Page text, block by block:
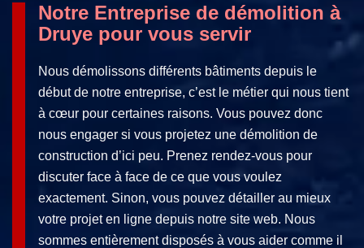
Notre Entreprise de démolition à
Druye pour vous servir
Nous démolissons différents bâtiments depuis le
début de notre entreprise, c’est le métier qui nous tient
à cœur pour certaines raisons. Vous pouvez donc
nous engager si vous projetez une démolition de
construction d’ici peu. Prenez rendez-vous pour
discuter face à face de ce que vous voulez
exactement. Sinon, vous pouvez détailler au mieux
votre projet en ligne depuis notre site web. Nous
sommes entièrement disposés à vous aider comme il